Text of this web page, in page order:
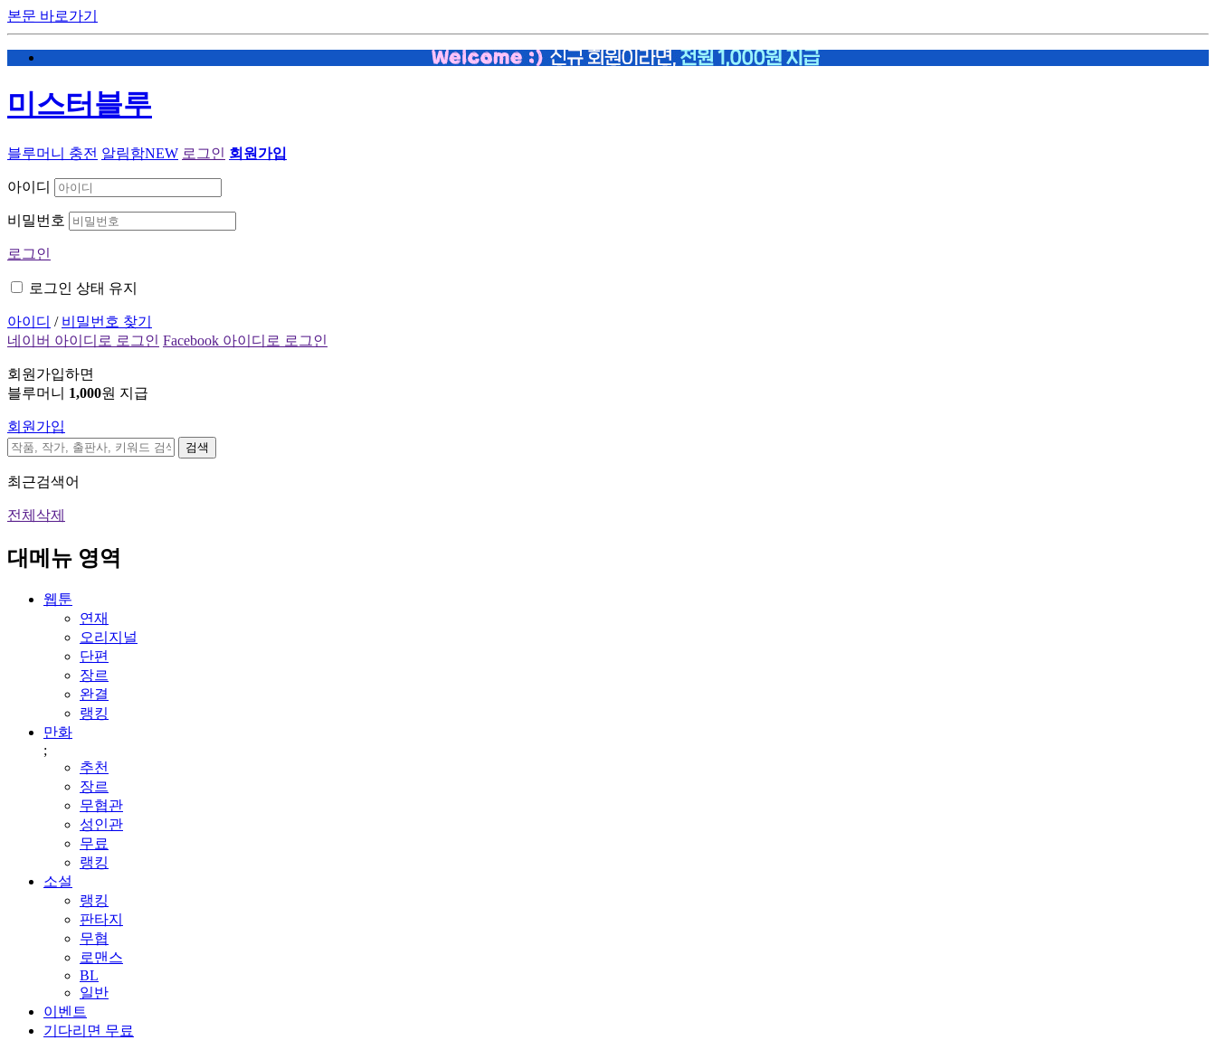
본문 바로가기
미스터블루
블루머니 충전 알림함NEW 로그인 회원가입
아이디
비밀번호
로그인
로그인 상태 유지
아이디 / 비밀번호 찾기
네이버 아이디로 로그인 Facebook 아이디로 로그인
회원가입하면
블루머니 1,000원 지급
회원가입
검색
최근검색어
전체삭제
대메뉴 영역
웹툰
연재
오리지널
단편
장르
완결
랭킹
만화
;
추천
장르
무협관
성인관
무료
랭킹
소설
랭킹
판타지
무협
로맨스
BL
일반
이벤트
기다리면 무료